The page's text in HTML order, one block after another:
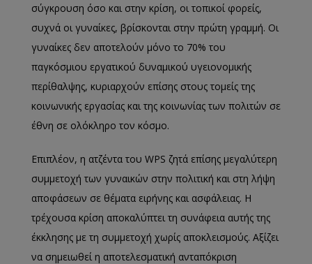
σύγκρουση όσο και στην κρίση, οι τοπικοί φορείς,
συχνά οι γυναίκες, βρίσκονται στην πρώτη γραμμή. Οι
γυναίκες δεν αποτελούν μόνο το 70% του
παγκόσμιου εργατικού δυναμικού υγειονομικής
περίθαλψης, κυριαρχούν επίσης στους τομείς της
κοινωνικής εργασίας και της κοινωνίας των πολιτών σε
έθνη σε ολόκληρο τον κόσμο.
Επιπλέον, η ατζέντα του WPS ζητά επίσης μεγαλύτερη
συμμετοχή των γυναικών στην πολιτική και στη λήψη
αποφάσεων σε θέματα ειρήνης και ασφάλειας. Η
τρέχουσα κρίση αποκαλύπτει τη συνάφεια αυτής της
έκκλησης με τη συμμετοχή χωρίς αποκλεισμούς. Αξίζει
να σημειωθεί η αποτελεσματική ανταπόκριση